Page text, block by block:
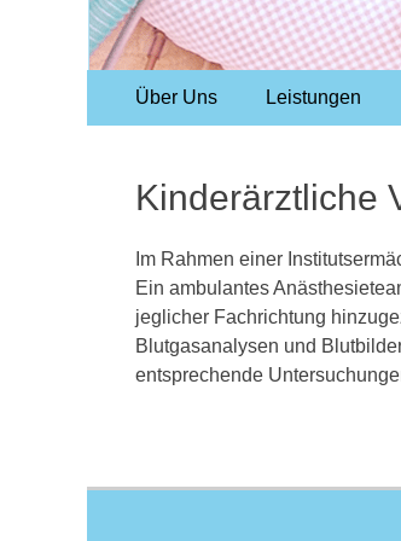
Primary
Menu
Skip
Über Uns Leistungen
Kinderärztliche
Im Rahmen einer
Ein ambulantes
jeglicher Fachrichtung
Blutgasanalysen und
entsprechende